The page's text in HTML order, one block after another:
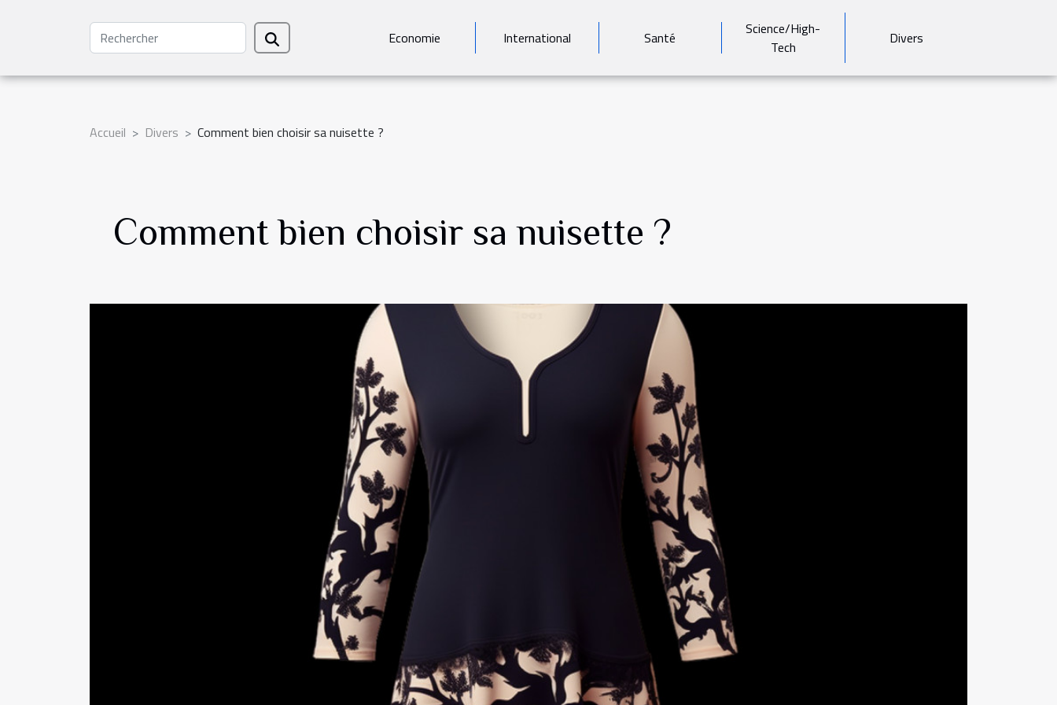
Economie International Santé
Science/High-
Tech
Divers
Accueil Divers Comment bien choisir sa nuisette ?
Comment bien choisir sa nuisette ?